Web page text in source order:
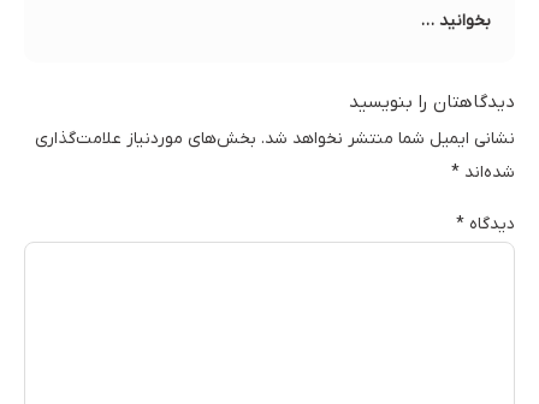
بخوانید …
دیدگاهتان را بنویسید
نشانی ایمیل شما منتشر نخواهد شد. بخش‌های موردنیاز علامت‌گذاری
شده‌اند *
دیدگاه *